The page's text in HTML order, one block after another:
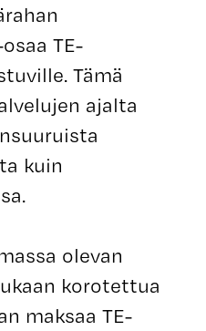
TE-
Tämä
ajalta
kuin
olevan
korotettua
maksaa TE-